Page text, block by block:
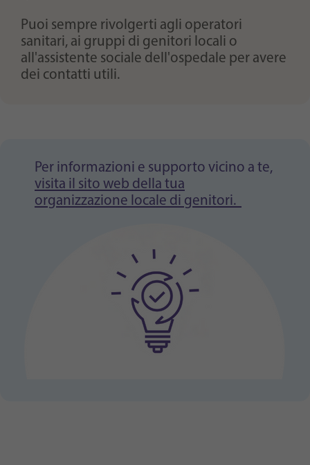
Puoi sempre rivolgerti agli operatori
sanitari, ai gruppi di genitori locali o
all'assistente sociale dell'ospedale per avere
dei contatti utili.
Per informazioni e supporto vicino a te,
visita il sito web della tua
organizzazione locale di genitori.